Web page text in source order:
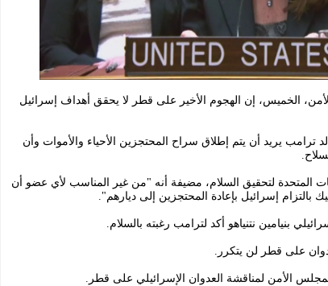
الخميس، إن الهجوم الأخير على قطر لا يحقق أهداف إسرائيل
ترامب يريد أن يتم إطلاق سراح المحتجزين الأحياء والأموات وأن
المتحدة لتحقيق السلام، مضيفة أنه "من غير المناسب لأي عضو أن
إسرائيل بإعادة المحتجزين إلى ديارهم".
بنيامين نتنياهو أكد لترامب رغبته بالسلام.
على قطر لن يتكرر.
الأمن لمناقشة العدوان الإسرائيلي على قطر.